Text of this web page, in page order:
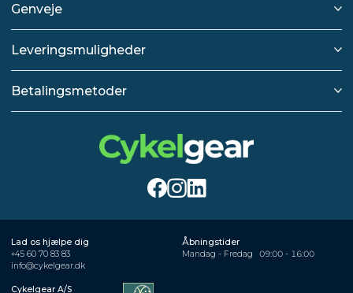
Genveje
Leveringsmuligheder
Betalingsmetoder
Lad os hjælpe dig
+45 60 70 83 83
info@cykelgear.dk
Åbningstider
Mandag - Fredag
09:00 - 16:00
Cykelgear A/S